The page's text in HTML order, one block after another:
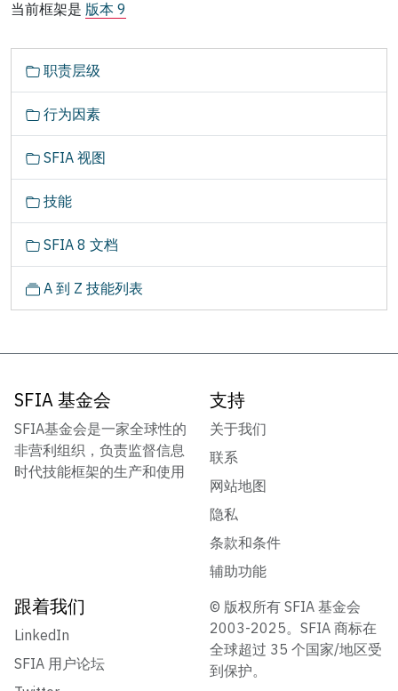
当前框架是 版本 9
职责层级
行为因素
SFIA 视图
技能
SFIA 8 文档
A 到 Z 技能列表
SFIA 基金会
SFIA基金会是一家全球性的
非营利组织，负责监督信息
时代技能框架的生产和使用
支持
关于我们
联系
网站地图
隐私
条款和条件
辅助功能
跟着我们
LinkedIn
SFIA 用户论坛
© 版权所有 SFIA 基金会
2003-2025。SFIA 商标在
全球超过 35 个国家/地区受
到保护。